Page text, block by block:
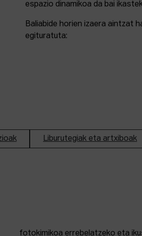
espazio dinamikoa da bai
Baliabide horien izaera aintzat
egituratuta:
Liburutegiak eta artxiboak
fotokimikoa errebelatzeko eta